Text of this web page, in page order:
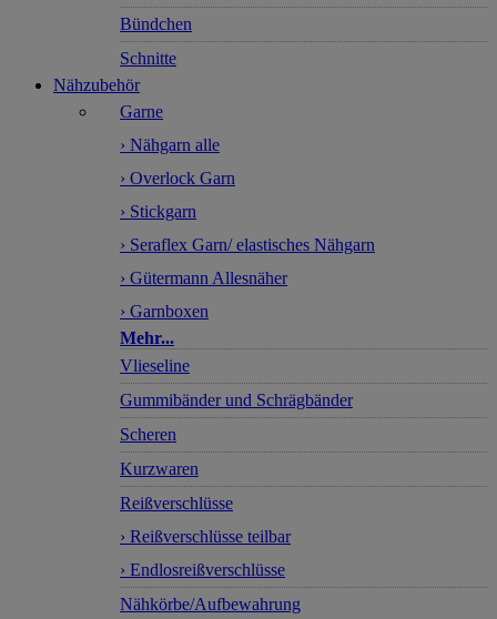
Bündchen
Schnitte
Nähzubehör
Garne
› Nähgarn alle
› Overlock Garn
› Stickgarn
› Seraflex Garn/ elastisches Nähgarn
› Gütermann Allesnäher
› Garnboxen
Mehr...
Vlieseline
Gummibänder und Schrägbänder
Scheren
Kurzwaren
Reißverschlüsse
› Reißverschlüsse teilbar
› Endlosreißverschlüsse
Nähkörbe/Aufbewahrung